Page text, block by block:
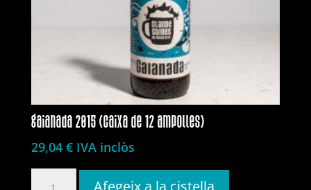
gaianada 2015 (caixa de 12 ampolles)
29,04 € IVA inclòs
Afegeix a la cistella